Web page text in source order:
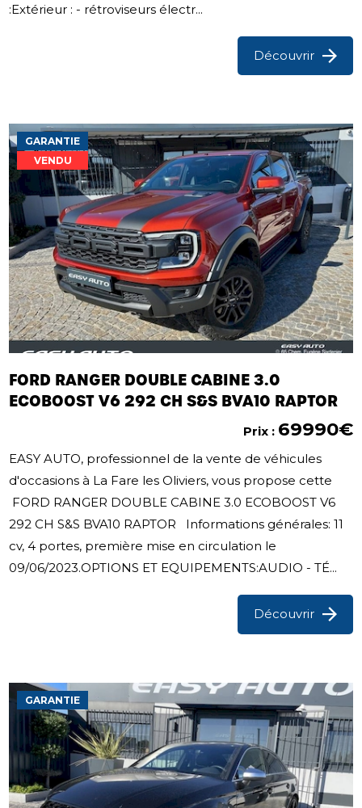
:Extérieur : - rétroviseurs électr...
Découvrir
GARANTIE
VENDU
FORD RANGER DOUBLE CABINE 3.0
ECOBOOST V6 292 CH S&S BVA10 RAPTOR
Prix : 69990€
EASY AUTO, professionnel de la vente de véhicules
d'occasions à La Fare les Oliviers, vous propose cette
FORD RANGER DOUBLE CABINE 3.0 ECOBOOST V6
292 CH S&S BVA10 RAPTOR Informations générales: 11
cv, 4 portes, première mise en circulation le
09/06/2023.OPTIONS ET EQUIPEMENTS:AUDIO - TÉ...
Découvrir
GARANTIE